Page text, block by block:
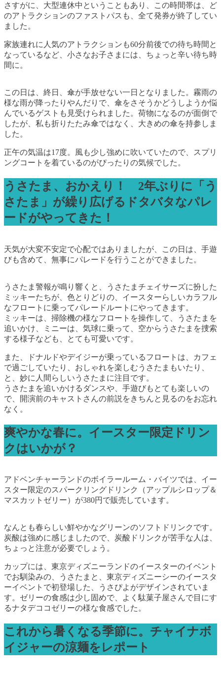
さすがに、大型連休中ということもあり、この時間帯は、ど
のアトラクションのファストパスも、全て発券が終了してい
ました。
家族連れに人気のアトラクションも60分前後での待ち時間と
なっているなど、小さなお子さまには、ちょっと辛い待ち時
間に。
この日は、終日、傘が手放せない一日となりました。霧雨の
様な雨が降ったりやんだりで、傘をさそうかどうしようか悩
んでいるゲストも見受けられました。荷物になるのが面倒で
したが、私も折りたたみ傘ではなく、大きめの傘を持参しま
した。
正午の気温は17度。風も少し強めに吹いていたので、スプリ
ングコートを着ているのがぴったりの気候でした。
うさたま、おかえり！ 2年ぶりに「う
さたま」が繰り広げるドタバタなパレ
ードがやってきた！
天気が大変不安定で心配ではありましたが、この日は、手遊
びも含めて、無事にパレードを行うことができました。
うさたま警報が鳴り響くと、うさたまチェイサーズに扮した
ミッキーたちが、色とりどりの、イースターらしいカラフル
なフロートに乗ってパレードルートにやってきます。
ミッキーは、掃除機の様なフロートを操作して、うさたまを
追いかけ、ミニーは、気球に乗って、空からうさたまを捜索
する様子なども、とても可愛いです。
また、ドナルドやデイジーが乗っているフロートは、カフェ
で過ごしていたり、おしゃれを楽しむうさたまもいたり、
と、妙に人間らしいうさたまに注目です。
うさたまを追いかけるダンスや、手遊びもとても楽しいの
で、開演前のキャストさんの前説をきちんと見るのをお忘れ
なく。
爽やかな春に。イースター限定ドリン
クはいかが？
アドベンチャーランドのボイラールーム・バイツでは、イー
スター限定のスパークリングドリンク（アップルシロップ＆
マスカットゼリー）が380円で販売しています。
なんとも春らしい鮮やかなグリーンのソフトドリンクです。
炭酸は強めに感じましたので、炭酸ドリンクが苦手な人は、
ちょっと注意が必要でしょう。
カップには、東京ディズニーランドのイースターのイベント
でお馴染みの、うさたまと、東京ディズニーシーのイースタ
ーイベントで初登場した、うさぴよがデザインされていま
す。ゼリーの食感は少し固めで、よく駄菓子屋さんで目にす
るナタデココゼリーの様な食感でした。
これから暑くなる季節に。チャイナボ
イジャーの涼麺をレポート